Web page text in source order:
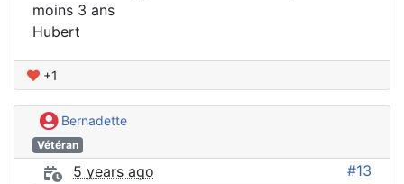
moins 3 ans
Hubert
+1
Bernadette
Vétéran
5 years ago #13